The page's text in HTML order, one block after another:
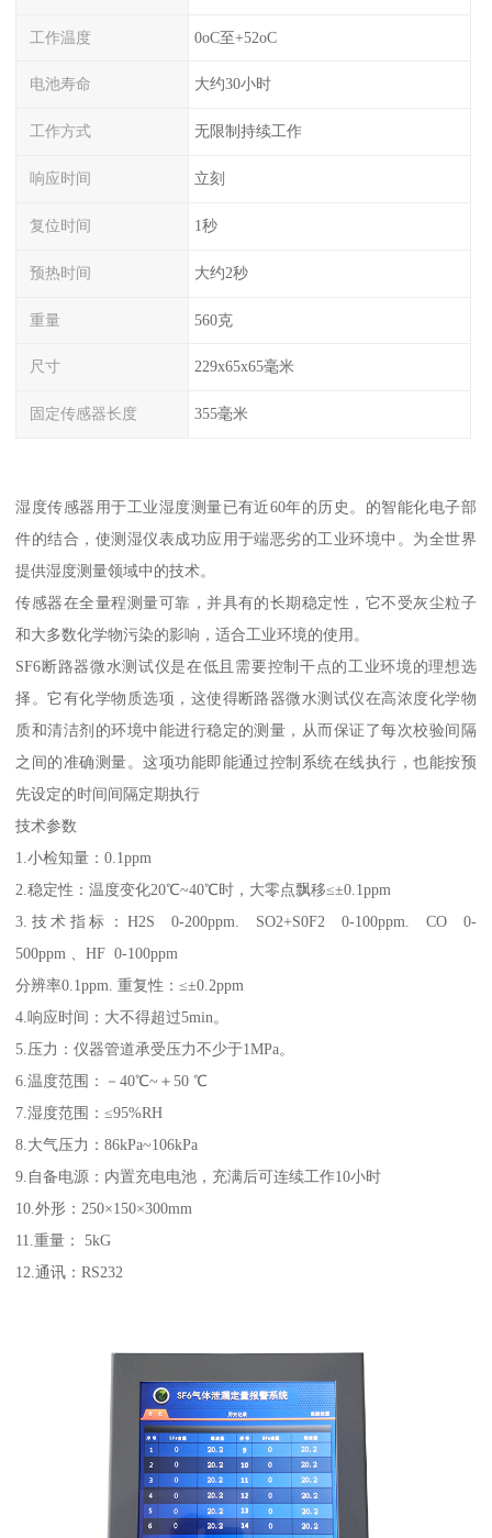
工作温度 0oC至+52oC
电池寿命 大约30小时
工作方式 无限制持续工作
响应时间 立刻
复位时间 1秒
预热时间 大约2秒
重量 560克
尺寸 229x65x65毫米
固定传感器长度 355毫米
湿度传感器用于工业湿度测量已有近60年的历史。的智能化电子部
件的结合，使测湿仪表成功应用于端恶劣的工业环境中。为全世界
提供湿度测量领域中的技术。
传感器在全量程测量可靠，并具有的长期稳定性，它不受灰尘粒子
和大多数化学物污染的影响，适合工业环境的使用。
SF6断路器微水测试仪是在低且需要控制干点的工业环境的理想选
择。它有化学物质选项，这使得断路器微水测试仪在高浓度化学物
质和清洁剂的环境中能进行稳定的测量，从而保证了每次校验间隔
之间的准确测量。这项功能即能通过控制系统在线执行，也能按预
先设定的时间间隔定期执行
技术参数
1.小检知量：0.1ppm
2.稳定性：温度变化20℃~40℃时，大零点飘移≤±0.1ppm
3.技术指标：H2S 0-200ppm. SO2+S0F2 0-100ppm. CO 0-
500ppm 、HF 0-100ppm
分辨率0.1ppm. 重复性：≤±0.2ppm
4.响应时间：大不得超过5min。
5.压力：仪器管道承受压力不少于1MPa。
6.温度范围：－40℃~＋50 ℃
7.湿度范围：≤95%RH
8.大气压力：86kPa~106kPa
9.自备电源：内置充电电池，充满后可连续工作10小时
10.外形：250×150×300mm
11.重量： 5kG
12.通讯：RS232